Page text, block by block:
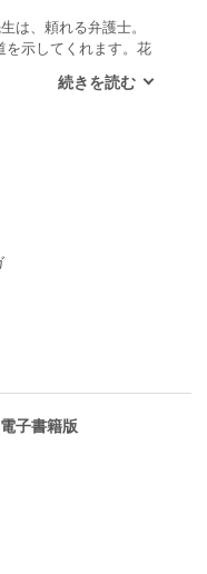
は、頼れる弁護士。
を示してくれます。花
子書籍版